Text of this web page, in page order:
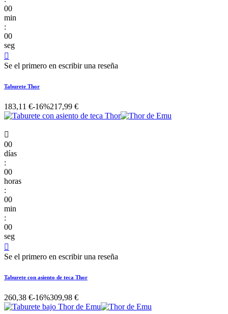
00
min
:
00
seg

Se el primero en escribir una reseña
Taburete Thor
183,11 €-16%217,99 €

00
días
:
00
horas
:
00
min
:
00
seg

Se el primero en escribir una reseña
Taburete con asiento de teca Thor
260,38 €-16%309,98 €